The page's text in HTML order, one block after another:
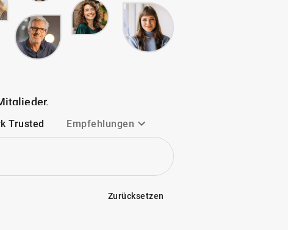
Trusted Empfehlungen
Zurücksetzen